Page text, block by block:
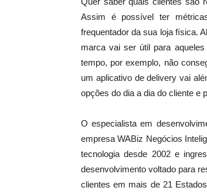
Assim é possível ter
frequentador da sua loja física.
marca vai ser útil para
tempo, por exemplo, não
um aplicativo de delivery vai
opções do dia a dia do cliente e
O especialista em
empresa WABiz Negócios
tecnologia desde 2002 e
desenvolvimento voltado para
clientes em mais de 21